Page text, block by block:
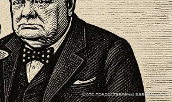
Фото предоставлены заведением